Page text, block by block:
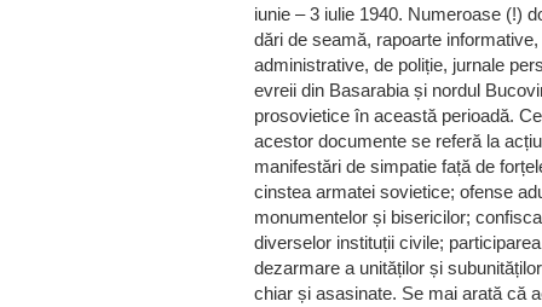
iunie – 3 iulie 1940. Numeroase (!)
dări de seamă, rapoarte
administrative, de poliție, jurnale
evreii din Basarabia și nordul
prosovietice în această perioadă.
acestor documente se referă la
manifestări de simpatie față de
cinstea armatei sovietice; ofense
monumentelor și bisericilor;
diverselor instituții civile;
dezarmare a unităților și
chiar și asasinate. Se mai arată că